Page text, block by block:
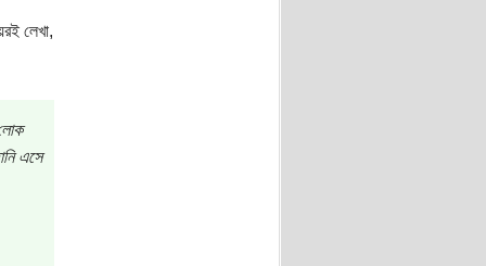
লেখা,
এসে